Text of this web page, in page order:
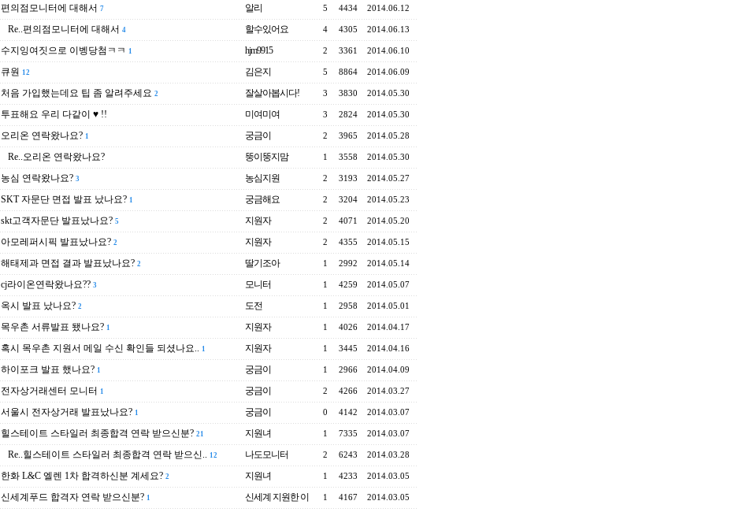
편의점모니터에 대해서 7 알리 5 4434 2014.06.12
Re..편의점모니터에 대해서 4 할수있어요 4 4305 2014.06.13
수지잉여짓으로 이벵당첨ㅋㅋ 1 hjm9915 2 3361 2014.06.10
큐원 12 김은지 5 8864 2014.06.09
처음 가입했는데요 팁 좀 알려주세요 2 잘살아봅시다! 3 3830 2014.05.30
투표해요 우리 다같이 ♥ !! 미여미여 3 2824 2014.05.30
오리온 연락왔나요? 1 궁금이 2 3965 2014.05.28
Re..오리온 연락왔나요? 뚱이뚱지맘 1 3558 2014.05.30
농심 연락왔나요? 3 농심지원 2 3193 2014.05.27
SKT 자문단 면접 발표 났나요? 1 궁금해요 2 3204 2014.05.23
skt고객자문단 발표났나요? 5 지원자 2 4071 2014.05.20
아모레퍼시픽 발표났나요? 2 지원자 2 4355 2014.05.15
해태제과 면접 결과 발표났나요? 2 딸기조아 1 2992 2014.05.14
cj라이온연락왔나요?? 3 모니터 1 4259 2014.05.07
옥시 발표 났나요? 2 도전 1 2958 2014.05.01
목우촌 서류발표 됐나요? 1 지원자 1 4026 2014.04.17
혹시 목우촌 지원서 메일 수신 확인들 되셨나요.. 1 지원자 1 3445 2014.04.16
하이포크 발표 했나요? 1 궁금이 1 2966 2014.04.09
전자상거래센터 모니터 1 궁금이 2 4266 2014.03.27
서울시 전자상거래 발표났나요? 1 궁금이 0 4142 2014.03.07
힐스테이트 스타일러 최종합격 연락 받으신분? 21 지원녀 1 7335 2014.03.07
Re..힐스테이트 스타일러 최종합격 연락 받으신.. 12 나도모니터 2 6243 2014.03.28
한화 L&C 엘렌 1차 합격하신분 계세요? 2 지원녀 1 4233 2014.03.05
신세계푸드 합격자 연락 받으신분? 1 신세계 지원한 이 1 4167 2014.03.05